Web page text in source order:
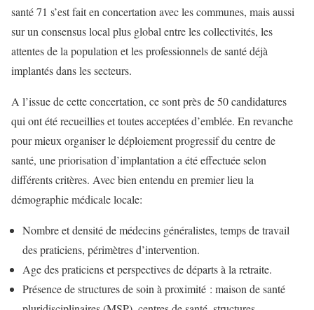
santé 71 s’est fait en concertation avec les communes, mais aussi
sur un consensus local plus global entre les collectivités, les
attentes de la population et les professionnels de santé déjà
implantés dans les secteurs.
A l’issue de cette concertation, ce sont près de 50 candidatures
qui ont été recueillies et toutes acceptées d’emblée. En revanche
pour mieux organiser le déploiement progressif du centre de
santé, une priorisation d’implantation a été effectuée selon
différents critères. Avec bien entendu en premier lieu la
démographie médicale locale:
Nombre et densité de médecins généralistes, temps de travail
des praticiens, périmètres d’intervention.
Age des praticiens et perspectives de départs à la retraite.
Présence de structures de soin à proximité : maison de santé